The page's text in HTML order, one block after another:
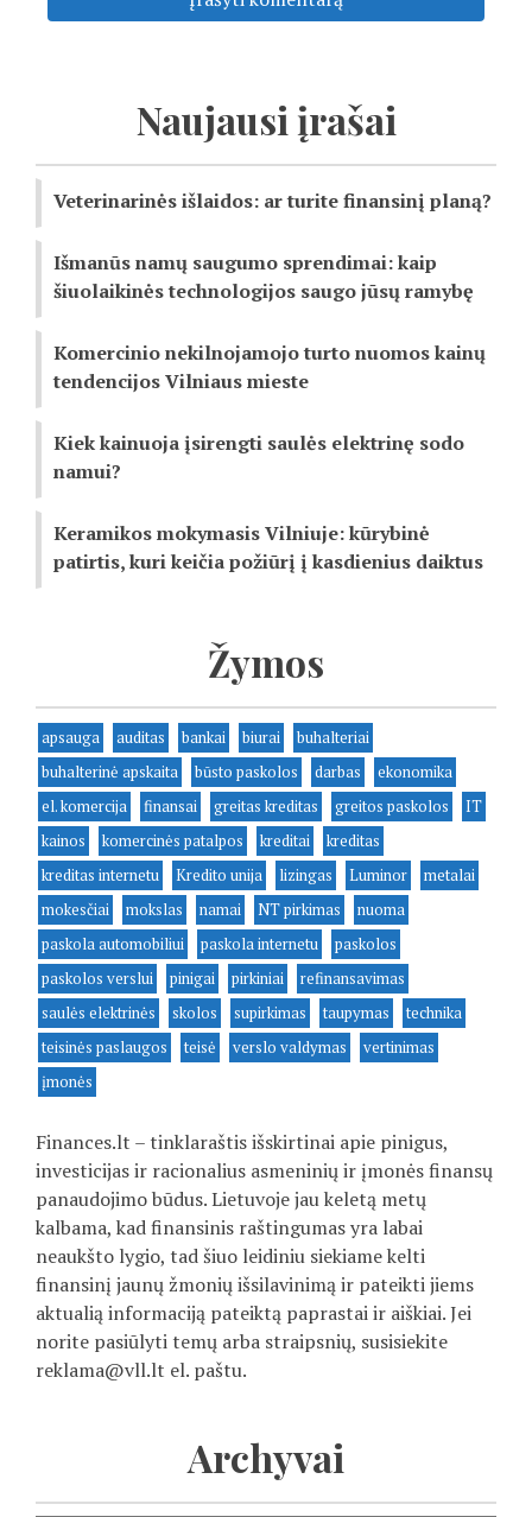
Naujausi įrašai
Veterinarinės išlaidos: ar turite finansinį planą?
Išmanūs namų saugumo sprendimai: kaip
šiuolaikinės technologijos saugo jūsų ramybę
Komercinio nekilnojamojo turto nuomos kainų
tendencijos Vilniaus mieste
Kiek kainuoja įsirengti saulės elektrinę sodo
namui?
Keramikos mokymasis Vilniuje: kūrybinė
patirtis, kuri keičia požiūrį į kasdienius daiktus
Žymos
apsauga auditas bankai biurai
buhalteriai
buhalterinė apskaita
būsto paskolos darbas
ekonomika
el. komercija
finansai greitas kreditas greitos paskolos
IT
kainos
komercinės patalpos kreditai
kreditas
kreditas internetu
Kredito unija lizingas Luminor
metalai
mokesčiai
mokslas namai NT pirkimas
nuoma
paskola automobiliui
paskola internetu
paskolos
paskolos verslui
pinigai pirkiniai
refinansavimas
saulės elektrinės
skolos supirkimas taupymas
technika
teisinės paslaugos
teisė verslo valdymas
vertinimas
įmonės
Finances.lt – tinklaraštis išskirtinai apie pinigus,
investicijas ir racionalius asmeninių ir įmonės finansų
panaudojimo būdus. Lietuvoje jau keletą metų
kalbama, kad finansinis raštingumas yra labai
neaukšto lygio, tad šiuo leidiniu siekiame kelti
finansinį jaunų žmonių išsilavinimą ir pateikti jiems
aktualią informaciją pateiktą paprastai ir aiškiai. Jei
norite pasiūlyti temų arba straipsnių, susisiekite
reklama@vll.lt el. paštu.
Archyvai